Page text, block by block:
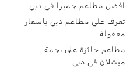
افضل مطاعم جميرا في دبي
تعرف علي مطاعم دبي بأسعار
معقولة
مطاعم حائزة على نجمة
ميشلان في دبي